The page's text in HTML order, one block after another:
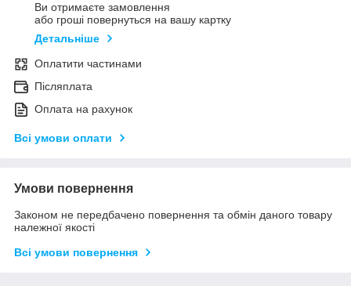
Ви отримаєте замовлення
або гроші повернуться на вашу картку
Детальніше
Оплатити частинами
Післяплата
Оплата на рахунок
Всі умови оплати
Умови повернення
Законом не передбачено повернення та обмін даного товару
належної якості
Всі умови повернення